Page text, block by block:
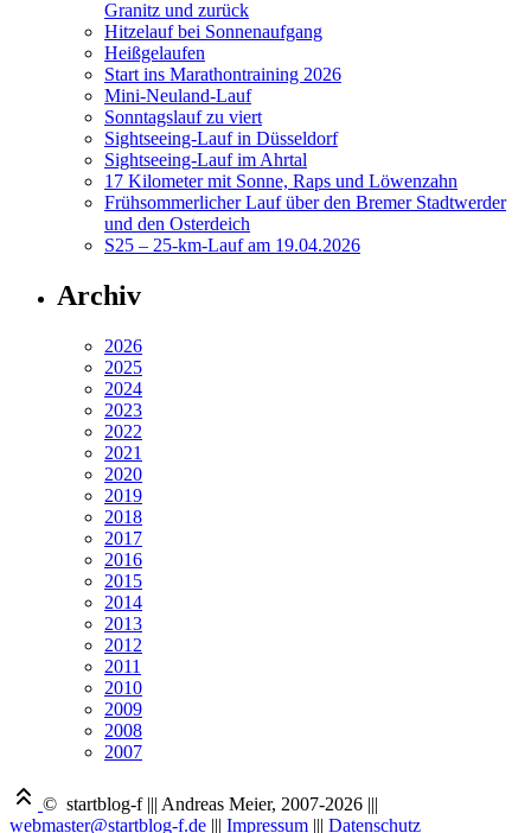
Granitz und zurück
Hitzelauf bei Sonnenaufgang
Heißgelaufen
Start ins Marathontraining 2026
Mini-Neuland-Lauf
Sonntagslauf zu viert
Sightseeing-Lauf in Düsseldorf
Sightseeing-Lauf im Ahrtal
17 Kilometer mit Sonne, Raps und Löwenzahn
Frühsommerlicher Lauf über den Bremer Stadtwerder
und den Osterdeich
S25 – 25-km-Lauf am 19.04.2026
Archiv
2026
2025
2024
2023
2022
2021
2020
2019
2018
2017
2016
2015
2014
2013
2012
2011
2010
2009
2008
2007
© startblog-f ||| Andreas Meier, 2007-2026 |||
webmaster@startblog-f.de ||| Impressum ||| Datenschutz